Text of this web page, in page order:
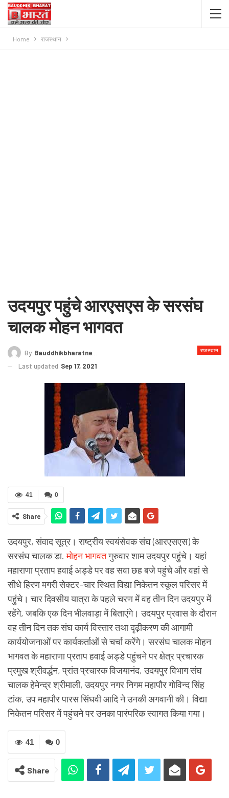
Home राजस्थान
उदयपुर पहुंचे आरएसएस के सरसंघ
चालक मोहन भागवत
राजस्थान
By Bauddhikbharatnews@gmail.com
Last updated Sep 17, 2021
0
41
Share
उदयपुर, संवाद सूत्र। राष्ट्रीय स्वयंसेवक संघ (आरएसएस) के
सरसंघ चालक डा.मोहन भागवतगुरुवार शाम उदयपुर पहुंचे। यहां
महाराणा प्रताप हवाई अड्डे पर वह सवा छह बजे पहुंचे और वहां से
सीधे हिरण मगरी सेक्टर-चार स्थित विद्या निकेतन स्कूल परिसर में
पहुंचे। चार दिवसीय यात्रा के पहले चरण में वह तीन दिन उदयपुर में
रहेंगे, जबकि एक दिन भीलवाड़ा में बिताएंगे। उदयपुर प्रवास के दौरान
वह तीन दिन तक संघ कार्य विस्तार तथा दृढ़ीकरण की आगामी
कार्ययोजनाओं पर कार्यकर्ताओं से चर्चा करेंगे। सरसंघ चालक मोहन
भागवत के महाराणा प्रताप हवाई अड्डे पहुंचने पर क्षेत्र प्रचारक
प्रमुख श्रीवर्द्धन, प्रांत प्रचारक विजयानंद, उदयपुर विभाग संघ
चालक हेमेन्द्र श्रीमाली, उदयपुर नगर निगम महापौर गोविन्द सिंह
टांक, उप महापौर पारस सिंघवी आदि ने उनकी अगवानी की। विद्या
निकेतन परिसर में पहुंचने पर उनका पारंपरिक स्वागत किया गया।
0
41
Share